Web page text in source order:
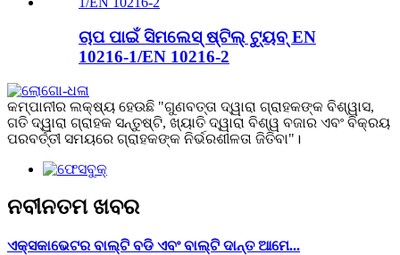
ଚାପ ପାଇଁ ସିମଲେସ୍ ଷ୍ଟିଲ୍ ଟ୍ୟୁବ୍ EN
10216-1/EN 10216-2
କମ୍ପାନୀର ଲକ୍ଷ୍ୟ ହେଉଛି "ଗୁଣବତ୍ତା ଦ୍ୱାରା ଗ୍ରାହକଙ୍କ ବିଶ୍ୱାସ,
ଗତି ଦ୍ୱାରା ଗ୍ରାହକ ସନ୍ତୁଷ୍ଟି, ଖ୍ୟାତି ଦ୍ୱାରା ବିଶ୍ୱ ବଜାର ଏବଂ ବିକ୍ରୟ
ପରବର୍ତ୍ତୀ ସମୟରେ ଗ୍ରାହକଙ୍କ ନିର୍ଭରଶୀଳତା ଜିତିବା"।
ନବୀନତମ ଖବର
ଏକ୍ସକାଭେଟର ବାଲ୍ଟି ବଡି ଏବଂ ବାଲ୍ଟି ଦାନ୍ତ ଆମେ...